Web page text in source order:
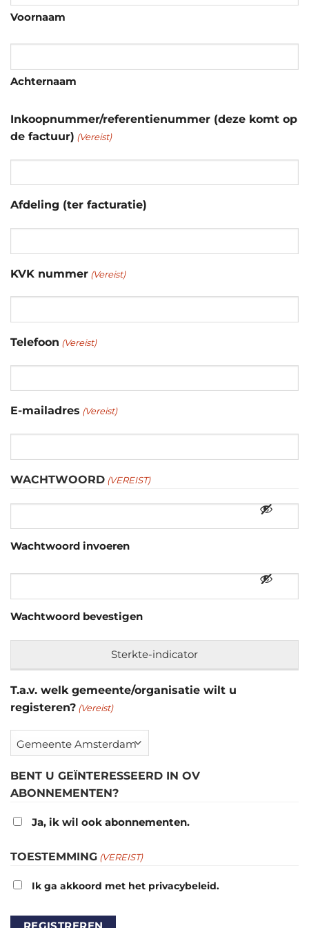
Voornaam
Achternaam
Inkoopnummer/referentienummer (deze komt op
de factuur) (Vereist)
Afdeling (ter facturatie)
KVK nummer (Vereist)
Telefoon (Vereist)
E-mailadres (Vereist)
WACHTWOORD (VEREIST)
Wachtwoord invoeren
Wachtwoord bevestigen
Sterkte-indicator
T.a.v. welk gemeente/organisatie wilt u
registeren? (Vereist)
BENT U GEÏNTERESSEERD IN OV
ABONNEMENTEN?
Ja, ik wil ook abonnementen.
TOESTEMMING (VEREIST)
Ik ga akkoord met het privacybeleid.